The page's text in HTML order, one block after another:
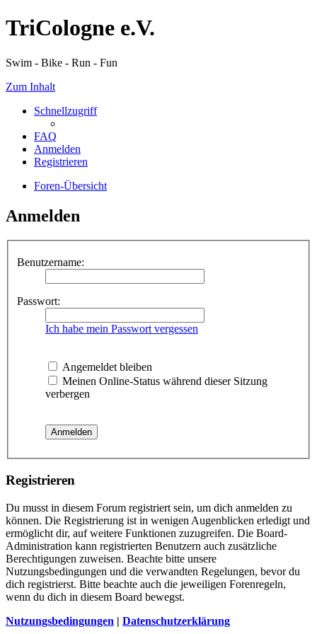
TriCologne e.V.
Swim - Bike - Run - Fun
Zum Inhalt
Schnellzugriff
FAQ
Anmelden
Registrieren
Foren-Übersicht
Anmelden
Benutzername:
Passwort:
Ich habe mein Passwort vergessen
Angemeldet bleiben
Meinen Online-Status während dieser Sitzung
verbergen
Registrieren
Du musst in diesem Forum registriert sein, um dich anmelden zu
können. Die Registrierung ist in wenigen Augenblicken erledigt und
ermöglicht dir, auf weitere Funktionen zuzugreifen. Die Board-
Administration kann registrierten Benutzern auch zusätzliche
Berechtigungen zuweisen. Beachte bitte unsere
Nutzungsbedingungen und die verwandten Regelungen, bevor du
dich registrierst. Bitte beachte auch die jeweiligen Forenregeln,
wenn du dich in diesem Board bewegst.
Nutzungsbedingungen | Datenschutzerklärung